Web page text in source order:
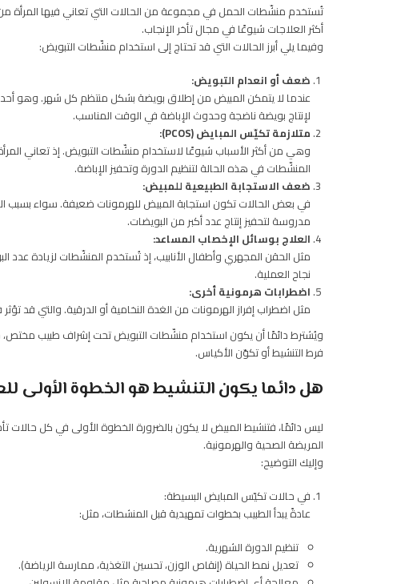
تُستخدم منشّطات الحمل في مجموعة من الحالات التي تعاني فيها
أكثر العلاجات شيوعًا في مجال تأخر الإنجاب.
وفيما يلي أبرز الحالات التي قد تحتاج إلى استخدام منشّطات التبويض:
ضعف أو انعدام التبويض:
عندما لا يتمكن المبيض من إطلاق بويضة بشكل منتظم كل شهر. وهو أحد
لإنتاج بويضة ناضجة وحدوث الإباضة في الوقت المناسب.
متلازمة تكيّس المبايض (PCOS):
وهي من أكثر الأسباب شيوعًا لاستخدام منشّطات التبويض. إذ تعاني
المنشّطات في هذه الحالة لتنظيم الدورة وتحفيز الإباضة.
ضعف الاستجابة الطبيعية للمبيض:
في بعض الحالات تكون استجابة المبيض للهرمونات ضعيفة. سواء
مدروسة لتحفيز إنتاج عدد أكبر من البويضات.
العلاج بوسائل الإخصاب المساعد:
مثل الحقن المجهري وأطفال الأنابيب، إذ تُستخدم المنشّطات لزيادة
نجاح العملية.
اضطرابات هرمونية أخرى:
مثل اضطراب إفراز الهرمونات من الغدة النخامية أو الدرقية. والتي قد
ويُشترط دائمًا أن يكون استخدام منشّطات التبويض تحت إشراف طبيب
فرط التنشيط أو تكوّن الأكياس.
هل دائما يكون التنشيط هو الخطوة الأولى
ليس دائمًا، فتنشيط المبيض لا يكون بالضرورة الخطوة الأولى في كل حالات
المريضة الصحية والهرمونية.
وإليك التوضيح:
في حالات تكيّس المبايض البسيطة:
عادةً يبدأ الطبيب بخطوات تمهيدية قبل المنشطات، مثل:
تنظيم الدورة الشهرية.
تعديل نمط الحياة (إنقاص الوزن، تحسين التغذية، ممارسة الرياضة).